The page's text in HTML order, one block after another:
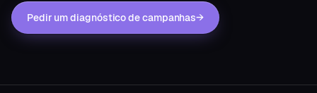
Pedir um diagnóstico de campanhas→